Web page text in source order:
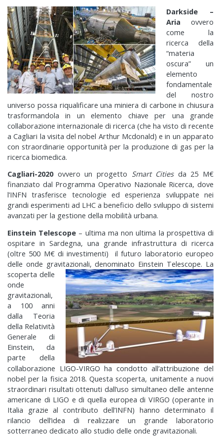
Darkside –
Aria ovvero
come la
ricerca della
“materia
oscura” un
elemento
fondamentale
del nostro
universo possa riqualificare una miniera di carbone in chiusura
trasformandola in un elemento chiave per una grande
collaborazione internazionale di ricerca (che ha visto di recente
a Cagliari la visita del nobel Arthur Mcdonald) e in un apparato
con straordinarie opportunità per la produzione di gas per la
ricerca biomedica.
Cagliari-2020ovvero un progetto Smart Citiesda 25 M€
finanziato dal Programma Operativo Nazionale Ricerca, dove
l’INFN trasferisce tecnologie ed esperienza sviluppate nei
grandi esperimenti ad LHC a beneficio dello sviluppo di sistemi
avanzati per la gestione della mobilità urbana.
Einstein Telescope – ultima ma non ultima la prospettiva di
ospitare in Sardegna, una grande infrastruttura di ricerca
(oltre 500 M€ di investimenti) il futuro laboratorio europeo
delle onde gravitazionali, denominato Einstein Telescope. La
scoperta delle
onde
gravitazionali,
a 100 anni
dalla Teoria
della Relatività
Generale di
Einstein, da
parte della
collaborazione LIGO-VIRGO ha condotto all’attribuzione del
nobel per la fisica 2018. Questa scoperta, unitamente a nuovi
straordinari risultati ottenuti dall’uso simultaneo delle antenne
americane di LIGO e di quella europea di VIRGO (operante in
Italia grazie al contributo dell’INFN) hanno determinato il
rilancio dell’idea di realizzare un grande laboratorio
sotterraneo dedicato allo studio delle onde gravitazionali.